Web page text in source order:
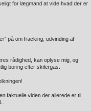
for lægmand at vide hvad der er
på om fracking, udvinding af
rådighed, kan oplyse mig, og
boring efter skifergas.
faktuelle viden der allerede er til